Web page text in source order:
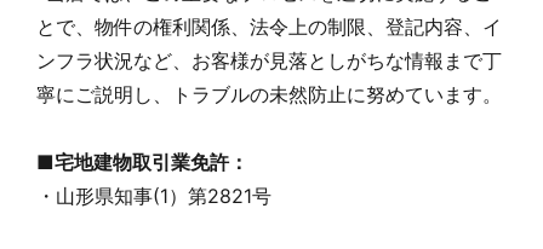
とで、物件の権利関係、法令上の制限、登記内容、イ
ンフラ状況など、お客様が見落としがちな情報まで丁
寧にご説明し、トラブルの未然防止に努めています。
■宅地建物取引業免許：
・山形県知事(1）第2821号